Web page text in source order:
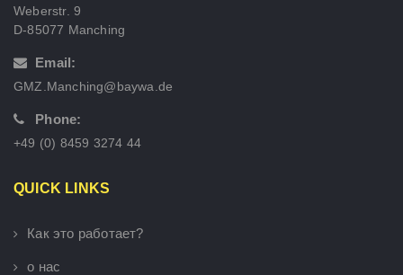
Weberstr. 9
D-85077 Manching
Email:
GMZ.Manching@baywa.de
Phone:
+49 (0) 8459 3274 44
QUICK LINKS
Как это работает?
о нас